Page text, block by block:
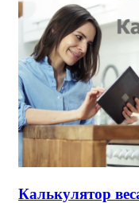
Калькулятор